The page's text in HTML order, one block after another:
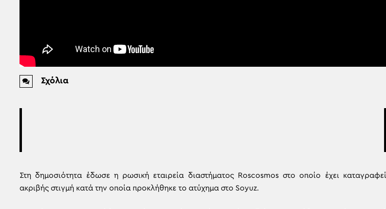
Σχόλια
Στη δημοσιότητα έδωσε η ρωσική εταιρεία διαστήματος Roscosmos στο οποίο έχει καταγραφεί
ακριβής στιγμή κατά την οποία προκλήθηκε το ατύχημα στο Soyuz.